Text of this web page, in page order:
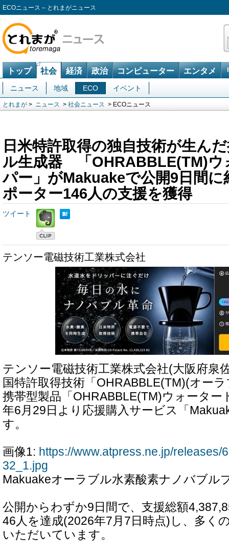
ECOニュース – とれまがニュース
トップ 社会 経済 政治 コンピューター エンタメ
ニュース 地域 ECO イベント
とれまが > ニュース > 社会ニュース > ECOニュース
日米特許取得の独自技術が生ん
ル生成器 「OHRABBLE(TM)ウ
パー」がMakuakeで公開9日間に
ポーター146人の支援を獲得
ツイート
テンソー電磁技術工業株式会社
テンソー電磁技術工業株式会社(大阪府泉
国特許取得技術「OHRABBLE(TM)(オー
携帯型製品「OHRABBLE(TM)ウォーター
年6月29日より応援購入サービス「
す。
画像1: https://www.atpress.ne.jp/releases/
32_1.jpg
Makuakeオーラブル水素酸素ナノバブル
公開からわずか9日間で、支援総額
46人を達成(2026年7月7日時点)し、多く
いただいています。